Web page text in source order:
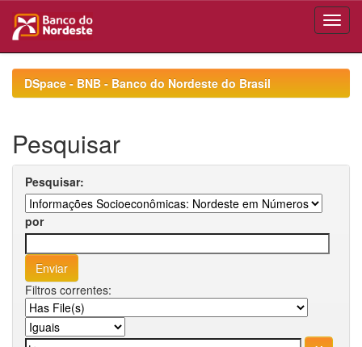
navigationDSpace - BNB - Banco do Nordeste do Brasil
Pesquisar
Pesquisar:
por
Filtros correntes: